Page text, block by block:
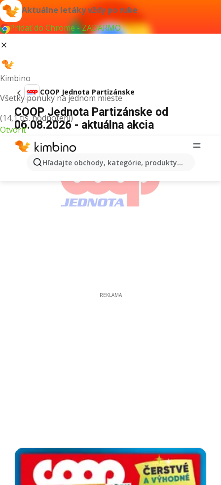
Aktuálne letáky vždy po ruke
Pridať do Chrome - ZADARMO
Kimbino
Všetky ponuky na jednom mieste
(14,1 tis. hodnotení)
Otvoriť
Hľadajte obchody, kategórie, produkty...
COOP Jednota Partizánske
COOP Jednota Partizánske od
06.08.2026 - aktuálna akcia
REKLAMA